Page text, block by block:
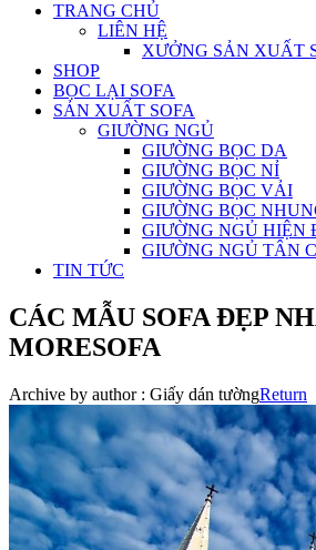
TRANG CHỦ
LIÊN HỆ
XƯỞNG SẢN XUẤT
SHOP
BỌC LẠI SOFA
SẢN XUẤT SOFA
GIƯỜNG NGỦ
GIƯỜNG BỌC DA
GIƯỜNG BỌC NỈ
GIƯỜNG BỌC VẢI
GIƯỜNG BỌC
GIƯỜNG NGỦ HIỆN
GIƯỜNG NGỦ TÂN
TIN TỨC
CÁC MẪU SOFA ĐẸP
MORESOFA
Archive by author : Giấy dán tườngReturn